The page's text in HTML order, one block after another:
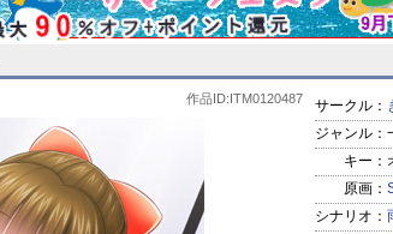
作品ID:ITM0120487 サークル：
ジャンル：
キー：
原画：
シナリオ：